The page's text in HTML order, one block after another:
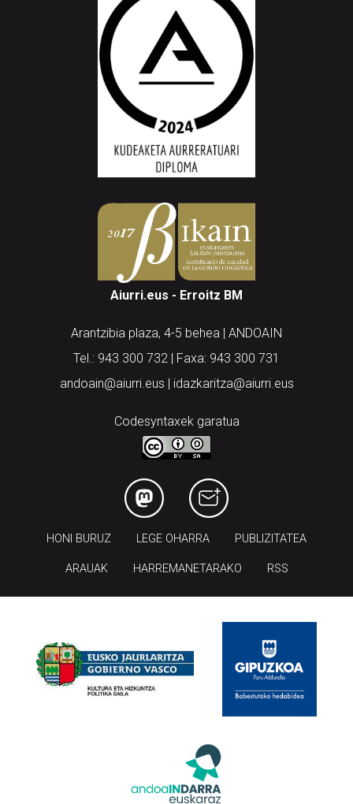
Aiurri.eus - Erroitz BM
Arantzibia plaza, 4-5 behea | ANDOAIN
Tel.: 943 300 732 | Faxa: 943 300 731
andoain@aiurri.eus | idazkaritza@aiurri.eus
Codesyntaxek garatua
HONI BURUZ LEGE OHARRA PUBLIZITATEA
ARAUAK HARREMANETARAKO RSS